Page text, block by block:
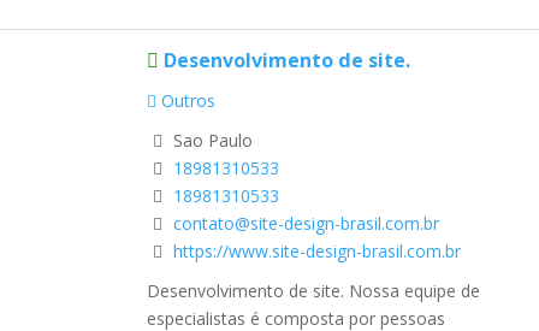
Desenvolvimento de site.
Outros
Sao Paulo
18981310533
18981310533
contato@site-design-brasil.com.br
https://www.site-design-brasil.com.br
Desenvolvimento de site. Nossa equipe de
especialistas é composta por pessoas